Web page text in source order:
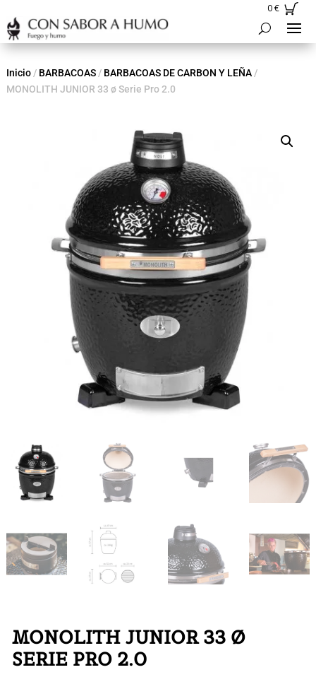
0€
Inicio/ BARBACOAS/ BARBACOAS DE CARBON Y LEÑA/
MONOLITH JUNIOR 33 ø Serie Pro 2.0
MONOLITH JUNIOR 33 Ø
SERIE PRO 2.0